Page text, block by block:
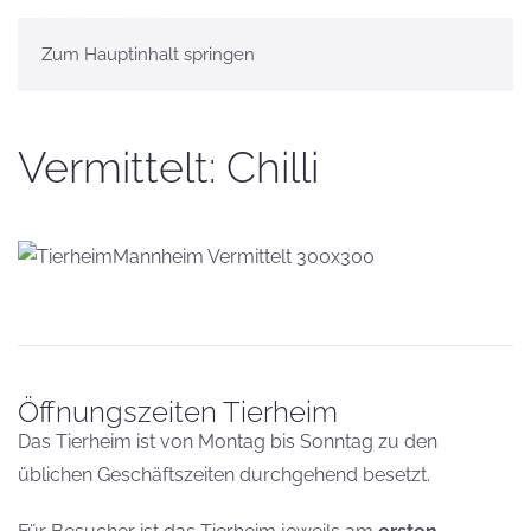
Zum Hauptinhalt springen
Vermittelt: Chilli
Öffnungszeiten Tierheim
Das Tierheim ist von Montag bis Sonntag zu den
üblichen Geschäftszeiten durchgehend besetzt.